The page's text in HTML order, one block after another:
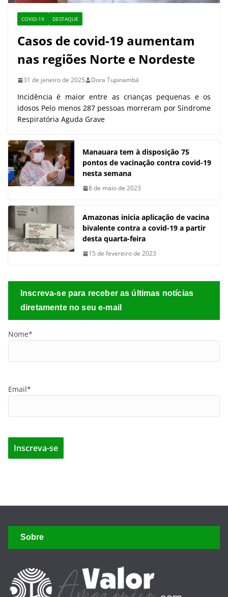
COVID-19 DESTAQUE
Casos de covid-19 aumentam
nas regiões Norte e Nordeste
31 de janeiro de 2025 Dora Tupinambá
Incidência é maior entre as crianças pequenas e os
idosos Pelo menos 287 pessoas morreram por Síndrome
Respiratória Aguda Grave
Manauara tem à disposição 75
pontos de vacinação contra covid-19
nesta semana
8 de maio de 2023
Amazonas inicia aplicação de vacina
bivalente contra a covid-19 a partir
desta quarta-feira
15 de fevereiro de 2023
Inscreva-se para receber as últimas notícias
diretamente no seu e-mail
Nome*
Email*
Sobre